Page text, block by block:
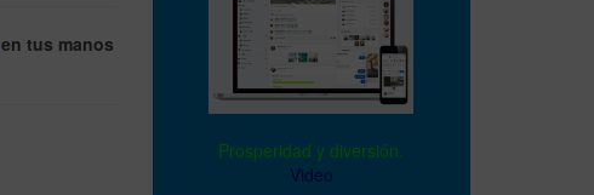
en tus manos
Prosperidad y diversión.
Video